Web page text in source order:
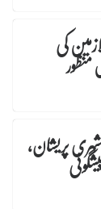
کی
پریشان،